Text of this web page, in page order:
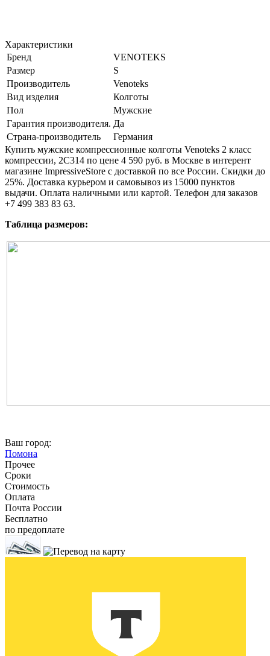
Характеристики
Бренд
VENOTEKS
Размер
S
Производитель
Venoteks
Вид изделия
Колготы
Пол
Мужские
Гарантия производителя. Да
Страна-производитель
Германия
Купить мужские компрессионные колготы Venoteks 2 класс
компрессии, 2C314 по цене 4 590 руб. в Москве в интерент
магазине ImpressiveStore с доставкой по все России. Скидки до
25%. Доставка курьером и самовывоз из 15000 пунктов
выдачи. Оплата наличными или картой. Телефон для заказов
+7 499 383 83 63.
Таблица размеров:
Ваш город:
Помона
Прочее
Сроки
Стоимость
Оплата
Почта России
Бесплатно
по предоплате